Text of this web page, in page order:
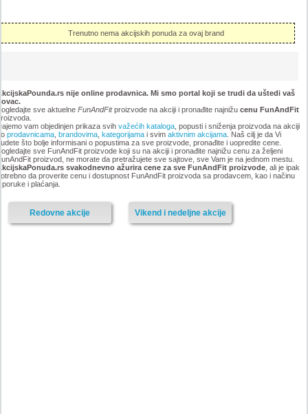
Trenutno nema akcijskih ponuda za ovaj brand
nije online prodavnica. Mi smo portal koji se trudi da uštedi vaš
sve aktuelne FunAndFitproizvode na akciji i pronađite najnižu cenu FunAndFit
vam objedinjen prikaza svih važećih kataloga, popusti i sniženja proizvoda na akciji
prodavnicama, brandovima, kategorijamai svim aktivnim akcijama. Naš cilj je da Vi
što bolje informisani o popustima za sve proizvode, pronađite i uopredite cene.
sve FunAndFit proizvode koji su na akciji i pronađite najnižu cenu za željeni
proizvod, ne morate da pretražujete sve sajtove, sve Vam je na jednom mestu.
svakodnevno ažurira cene za sve FunAndFit proizvode, ali je ipak
da proverite cenu i dostupnost FunAndFit proizvoda sa prodavcem, kao i načinu
i plaćanja.
Vikend i nedeljne akcije
Redovne akcije